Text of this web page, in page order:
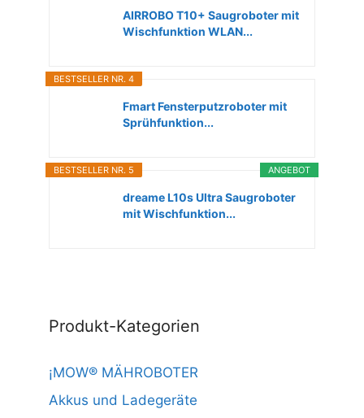
AIRROBO T10+ Saugroboter mit
Wischfunktion WLAN...
BESTSELLER NR. 4
Fmart Fensterputzroboter mit
Sprühfunktion...
ANGEBOT
BESTSELLER NR. 5
dreame L10s Ultra Saugroboter
mit Wischfunktion...
Produkt-Kategorien
¡MOW® MÄHROBOTER
Akkus und Ladegeräte